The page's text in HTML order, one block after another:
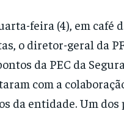
feira (4), em café
o diretor-geral da
da PEC da
com a
da entidade. Um dos